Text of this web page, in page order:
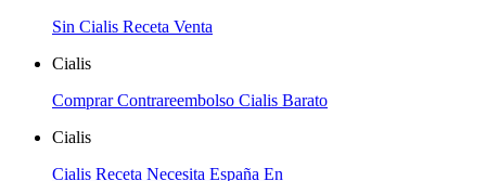
Sin Cialis Receta Venta
Cialis
Comprar Contrareembolso Cialis Barato
Cialis
Cialis Receta Necesita España En